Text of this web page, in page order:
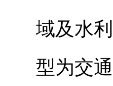
域及水
型为交